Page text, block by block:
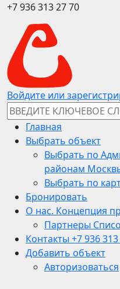
+7 936 313 27 70
Войдите или
Главная
Выбрать объект
Выбрать по
районам
Выбрать по
Бронировать
О нас. Концепция
Партнеры
Контакты +7 936
Добавить объект
Авторизоваться